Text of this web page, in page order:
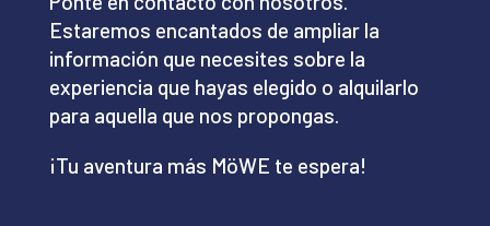
Estaremos encantados de ampliar la
información que necesites sobre la
experiencia que hayas elegido o alquilarlo
para aquella que nos propongas.
¡Tu aventura más MöWE te espera!